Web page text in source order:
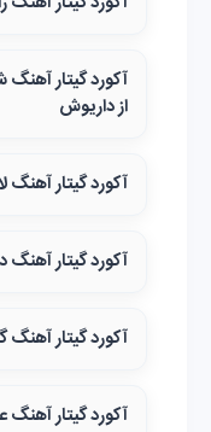
آکورد گیتار
از داریوش
آکورد گیتار آهنگ
آکورد گیتار
آکورد گیتار آهنگ
آکورد گیتار